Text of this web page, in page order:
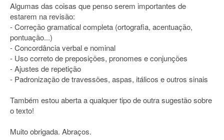
Algumas das coisas que penso serem importantes de
estarem na revisão:
- Correção gramatical completa (ortografia, acentuação,
pontuação...)
- Concordância verbal e nominal
- Uso correto de preposições, pronomes e conjunções
- Ajustes de repetição
- Padronização de travessões, aspas, itálicos e outros sinais
Também estou aberta a qualquer tipo de outra sugestão sobre
o texto!
Muito obrigada. Abraços.